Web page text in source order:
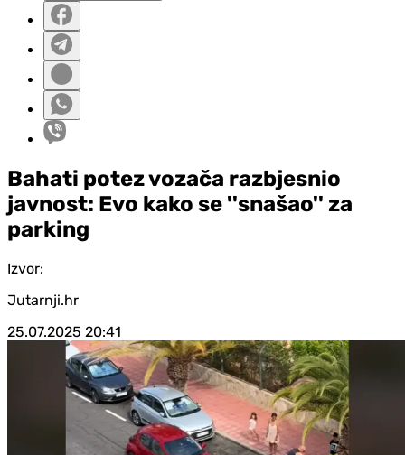
Bahati potez vozača razbjesnio
javnost: Evo kako se ''snašao'' za
parking
Izvor:
Jutarnji.hr
25.07.2025 20:41